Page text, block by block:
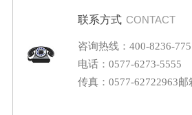
联系方式 CONTACT
咨询热线：400-8236-775
电话：0577-6273-5555
传真：0577-62722963邮